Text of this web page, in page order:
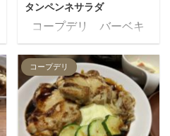
タンペンネサラダ
コープデリ バーベキ
ューチキン・わかめと玉
子のスープ・ナポリタン
ペンネサラダ ママ甘めの
味で子供も食べやすいバ
ーベキューチキン！パク
パク食べてくれました！
コープデリ